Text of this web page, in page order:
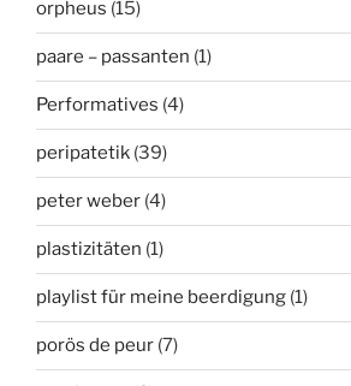
orpheus (15)
paare – passanten (1)
Performatives (4)
peripatetik (39)
peter weber (4)
plastizitäten (1)
playlist für meine beerdigung (1)
porös de peur (7)